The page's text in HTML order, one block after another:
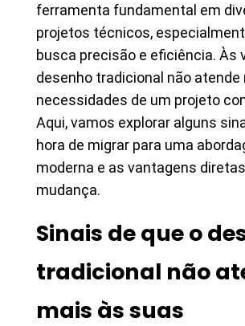
ferramenta fundamental em
projetos técnicos,
busca precisão e eficiência. Às
desenho tradicional não atende
necessidades de um projeto
Aqui, vamos explorar alguns
hora de migrar para uma
moderna e as vantagens
mudança.
Sinais de que o
tradicional não
mais às suas